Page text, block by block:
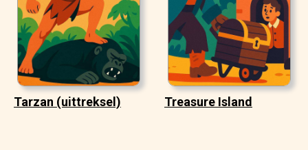
Tarzan (uittreksel) Treasure Island